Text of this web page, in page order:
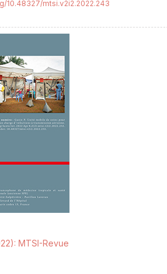
10.48327/mtsi.v2i2.2022.243
MTSI-Revue